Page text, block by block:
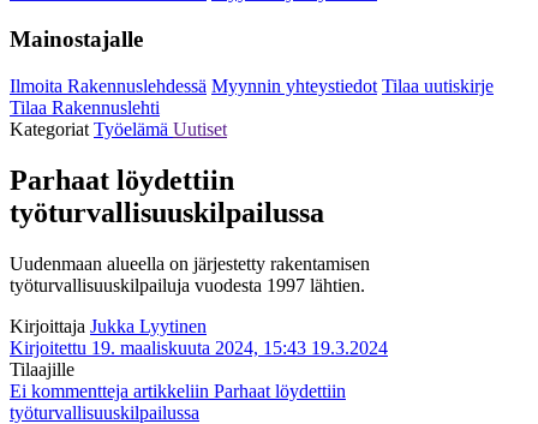
Mainostajalle
Ilmoita Rakennuslehdessä Myynnin yhteystiedot Tilaa uutiskirje
Tilaa Rakennuslehti
Kategoriat Työelämä Uutiset
Parhaat löydettiin
työturvallisuuskilpailussa
Uudenmaan alueella on järjestetty rakentamisen
työturvallisuuskilpailuja vuodesta 1997 lähtien.
Kirjoittaja Jukka Lyytinen
Kirjoitettu 19. maaliskuuta 2024, 15:43 19.3.2024
Tilaajille
Ei kommentteja artikkeliin Parhaat löydettiin
työturvallisuuskilpailussa